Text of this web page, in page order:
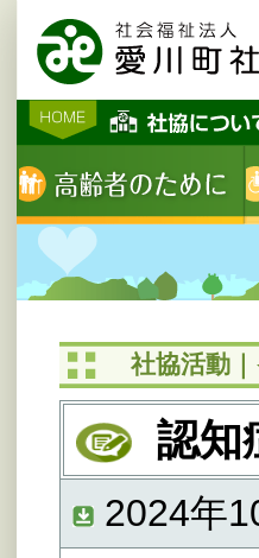
社協活動
認知
2024年